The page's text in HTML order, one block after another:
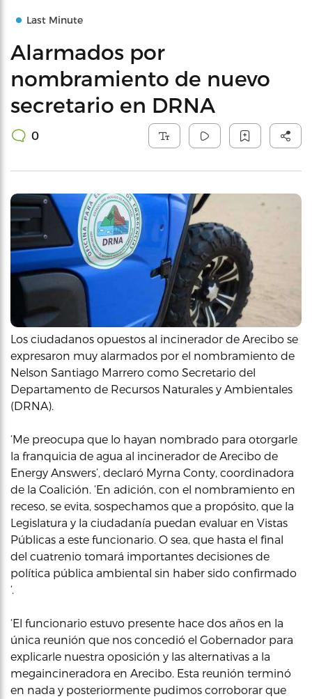
Last Minute
Alarmados por
nombramiento de nuevo
secretario en DRNA
0
Los ciudadanos opuestos al incinerador de Arecibo se
expresaron muy alarmados por el nombramiento de
Nelson Santiago Marrero como Secretario del
Departamento de Recursos Naturales y Ambientales
(DRNA).
‘Me preocupa que lo hayan nombrado para otorgarle
la franquicia de agua al incinerador de Arecibo de
Energy Answers’, declaró Myrna Conty, coordinadora
de la Coalición. ‘En adición, con el nombramiento en
receso, se evita, sospechamos que a propósito, que la
Legislatura y la ciudadanía puedan evaluar en Vistas
Públicas a este funcionario. O sea, que hasta el final
del cuatrenio tomará importantes decisiones de
política pública ambiental sin haber sido confirmado
‘.
‘El funcionario estuvo presente hace dos años en la
única reunión que nos concedió el Gobernador para
explicarle nuestra oposición y las alternativas a la
megaincineradora en Arecibo. Esta reunión terminó
en nada y posteriormente pudimos corroborar que